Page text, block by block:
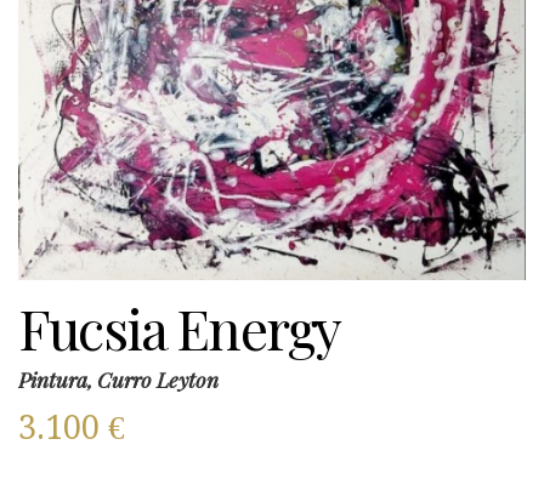
Fucsia Energy
Pintura, Curro Leyton
3.100 €